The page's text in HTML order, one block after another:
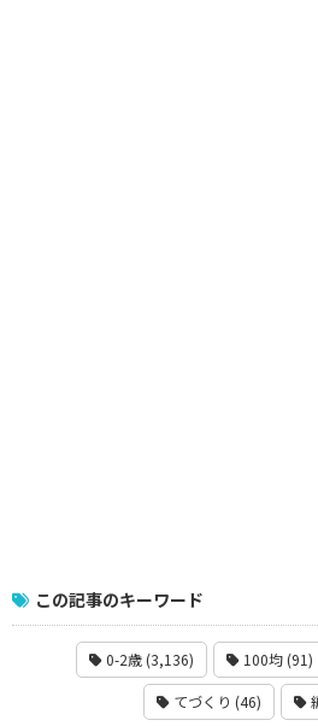
この記事のキーワード
0-2歳 (3,136) 100均 (91)
てづくり (46)